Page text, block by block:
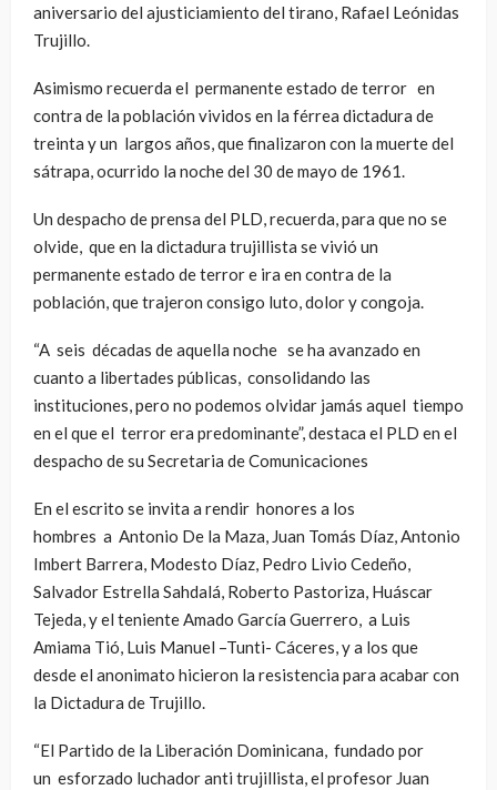
aniversario del ajusticiamiento del tirano, Rafael Leónidas
Trujillo.
Asimismo recuerda el permanente estado de terror en
contra de la población vividos en la férrea dictadura de
treinta y un largos años, que finalizaron con la muerte del
sátrapa, ocurrido la noche del 30 de mayo de 1961.
Un despacho de prensa del PLD, recuerda, para que no se
olvide, que en la dictadura trujillista se vivió un
permanente estado de terror e ira en contra de la
población, que trajeron consigo luto, dolor y congoja.
“A seis décadas de aquella noche se ha avanzado en
cuanto a libertades públicas, consolidando las
instituciones, pero no podemos olvidar jamás aquel tiempo
en el que el terror era predominante”, destaca el PLD en el
despacho de su Secretaria de Comunicaciones
En el escrito se invita a rendir honores a los
hombres a Antonio De la Maza, Juan Tomás Díaz, Antonio
Imbert Barrera, Modesto Díaz, Pedro Livio Cedeño,
Salvador Estrella Sahdalá, Roberto Pastoriza, Huáscar
Tejeda, y el teniente Amado García Guerrero, a Luis
Amiama Tió, Luis Manuel –Tunti- Cáceres, y a los que
desde el anonimato hicieron la resistencia para acabar con
la Dictadura de Trujillo.
“El Partido de la Liberación Dominicana, fundado por
un esforzado luchador anti trujillista, el profesor Juan